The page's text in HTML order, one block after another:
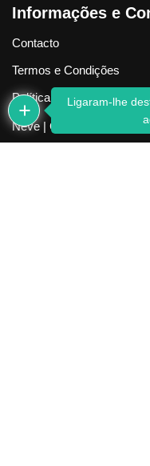
Informações e
Contacto
Termos e Condições
Política de Privacidade
Neve| Criado com
Ligaram-lhe